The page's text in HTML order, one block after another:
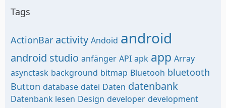
Tags
ActionBar activity Andoid android
android studio anfänger API apk app Array
asynctask background bitmap Bluetooh bluetooth
Button database datei Daten datenbank
Datenbank lesen Design developer development